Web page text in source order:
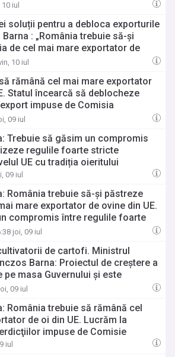
iul
soluții pentru a debloca exporturile
: „România trebuie să-și
de cel mai mare exportator de
10 iul
rămână cel mai mare exportator
Statul încearcă să deblocheze
impuse de Comisia
09 iul
Trebuie să găsim un compromis
regulile foarte stricte
UE cu tradiția oieritului
09 iul
România trebuie să-şi păstreze
mare exportator de ovine din UE.
compromis între regulile foarte
specificul oieritului
joi, 09 iul
de cartofi. Ministrul
Barna: Proiectul de creștere a
pe masa Guvernului și este
să fie aprobat în cel mai scurt
09 iul
România trebuie să rămână cel
de oi din UE. Lucrăm la
impuse de Comisie
iul